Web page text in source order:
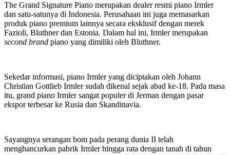
The Grand Signature Piano merupakan dealer resmi piano Irmler
dan satu-satunya di Indonesia. Perusahaan ini juga memasarkan
produk piano premium lainnya secara eksklusif dengan merek
Fazioli, Bluthner dan Estonia. Dalam hal ini, Irmler merupakan
second brand piano yang dimiliki oleh Bluthner.
Sekedar informasi, piano Irmler yang diciptakan oleh Johann
Christian Gottlieb Irmler sudah dikenal sejak abad ke-18. Pada masa
itu, grand piano Irmler sangat populer di Jerman dengan pasar
ekspor terbesar ke Rusia dan Skandinavia.
Sayangnya serangan bom pada perang dunia II telah
menghancurkan pabrik Irmler hingga rata dengan tanah di tahun